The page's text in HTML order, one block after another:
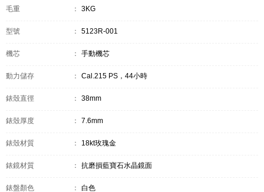
毛重 ： 3KG
型號 ： 5123R-001
機芯 ： 手動機芯
動力儲存 ： Cal.215 PS，44小時
錶殼直徑 ： 38mm
錶殼厚度 ： 7.6mm
錶殼材質 ： 18kt玫瑰金
錶鏡材質 ： 抗磨損藍寶石水晶鏡面
錶盤顏色 ： 白色